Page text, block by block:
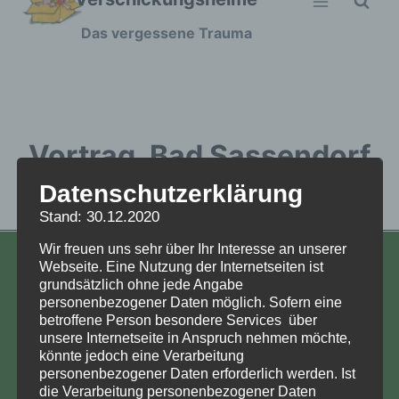
Zum
Das vergessene Trauma
Vortrag_Bad Sassendorf
Vortrag_Bad Sassendorf
KONTAKT
Aufarbeitung und Erforschung
Kinderverschickung e.V.
Anja Röhl
Kiehlufer 43
Datenschutzerklärung
Stand: 30.12.2020
Wir freuen uns sehr über Ihr Interesse an unserer
Webseite. Eine Nutzung der Internetseiten ist
grundsätzlich ohne jede Angabe
personenbezogener Daten möglich. Sofern eine
betroffene Person besondere Services über
unsere Internetseite in Anspruch nehmen möchte,
könnte jedoch eine Verarbeitung
personenbezogener Daten erforderlich werden. Ist
die Verarbeitung personenbezogener Daten